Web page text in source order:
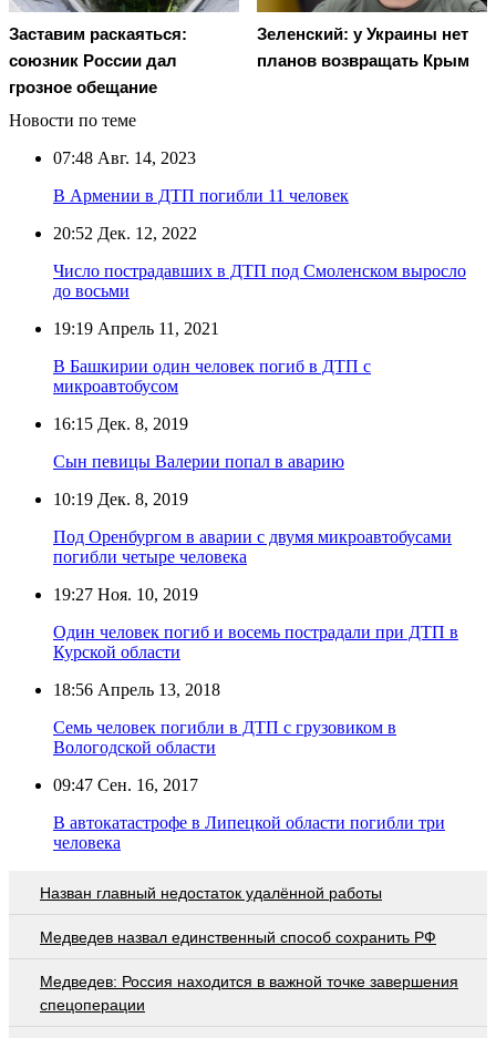
Заставим раскаяться:
союзник России дал
грозное обещание
Зеленский: у Украины нет
планов возвращать Крым
Новости по теме
07:48 Авг. 14, 2023
В Армении в ДТП погибли 11 человек
20:52 Дек. 12, 2022
Число пострадавших в ДТП под Смоленском выросло
до восьми
19:19 Апрель 11, 2021
В Башкирии один человек погиб в ДТП с
микроавтобусом
16:15 Дек. 8, 2019
Сын певицы Валерии попал в аварию
10:19 Дек. 8, 2019
Под Оренбургом в аварии с двумя микроавтобусами
погибли четыре человека
19:27 Ноя. 10, 2019
Один человек погиб и восемь пострадали при ДТП в
Курской области
18:56 Апрель 13, 2018
Семь человек погибли в ДТП с грузовиком в
Вологодской области
09:47 Сен. 16, 2017
В автокатастрофе в Липецкой области погибли три
человека
Назван главный недостаток удалённой работы
Медведев назвал единственный способ сохранить РФ
Медведев: Россия находится в важной точке завершения
спецоперации